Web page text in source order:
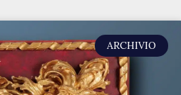
ARCHIVIO